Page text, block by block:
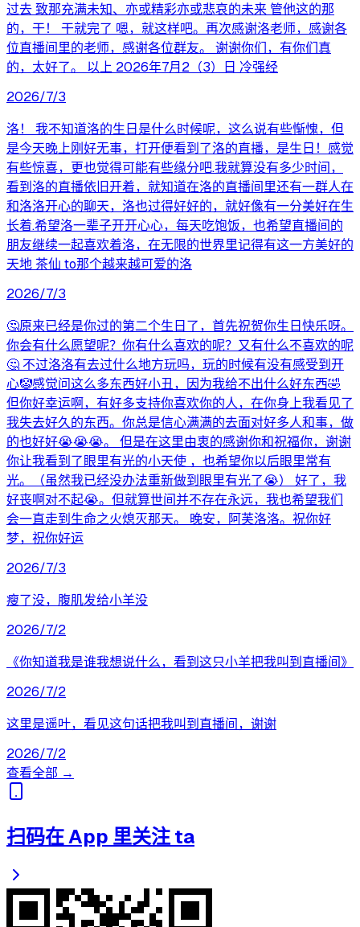
过去 致那充满未知、亦或精彩亦或悲哀的未来 管他这的那
的，干！ 干就完了 嗯，就这样吧。再次感谢洛老师，感谢各
位直播间里的老师，感谢各位群友。 谢谢你们，有你们真
的，太好了。 以上 2026年7月2（3）日 冷强经
2026/7/3
洛！ 我不知道洛的生日是什么时候呢，这么说有些惭愧，但
是今天晚上刚好无事，打开便看到了洛的直播，是生日！感觉
有些惊喜，更也觉得可能有些缘分吧.我就算没有多少时间，
看到洛的直播依旧开着，就知道在洛的直播间里还有一群人在
和洛洛开心的聊天，洛也过得好好的，就好像有一分美好在生
长着.希望洛一辈子开开心心，每天吃饱饭，也希望直播间的
朋友继续一起喜欢着洛，在无限的世界里记得有这一方美好的
天地 茶仙 to那个越来越可爱的洛
2026/7/3
🤔原来已经是你过的第二个生日了，首先祝贺你生日快乐呀。
你会有什么愿望呢？你有什么喜欢的呢？又有什么不喜欢的呢
🤔 不过洛洛有去过什么地方玩吗，玩的时候有没有感受到开
心🤡感觉问这么多东西好小丑，因为我给不出什么好东西🤣
但你好幸运啊，有好多支持你喜欢你的人，在你身上我看见了
我失去好久的东西。你总是信心满满的去面对好多人和事，做
的也好好😭😭😭。 但是在这里由衷的感谢你和祝福你，谢谢
你让我看到了眼里有光的小天使 ，也希望你以后眼里常有
光。（虽然我已经没办法重新做到眼里有光了😭） 好了，我
好丧啊对不起😭。但就算世间并不存在永远，我也希望我们
会一直走到生命之火熄灭那天。 晚安，阿芙洛洛。祝你好
梦，祝你好运
2026/7/3
瘦了没，腹肌发给小羊没
2026/7/2
《你知道我是谁我想说什么，看到这只小羊把我叫到直播间》
2026/7/2
这里是遥叶，看见这句话把我叫到直播间，谢谢
2026/7/2
查看全部 →
扫码在 App 里关注 ta